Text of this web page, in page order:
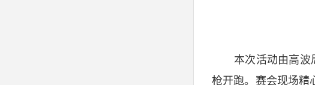
本次活动由高波
枪开跑。赛会现场精